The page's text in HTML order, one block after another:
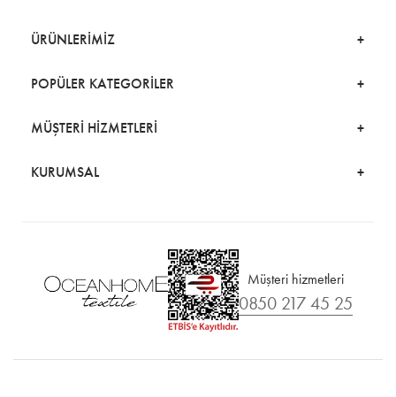
ÜRÜNLERİMİZ
POPÜLER KATEGORİLER
MÜŞTERİ HİZMETLERİ
KURUMSAL
Müşteri hizmetleri
0850 217 45 25